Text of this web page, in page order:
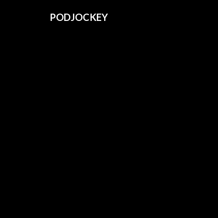
PODJOCKEY